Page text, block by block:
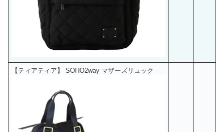
【ティアティア】 SOHO2way マザーズリュック